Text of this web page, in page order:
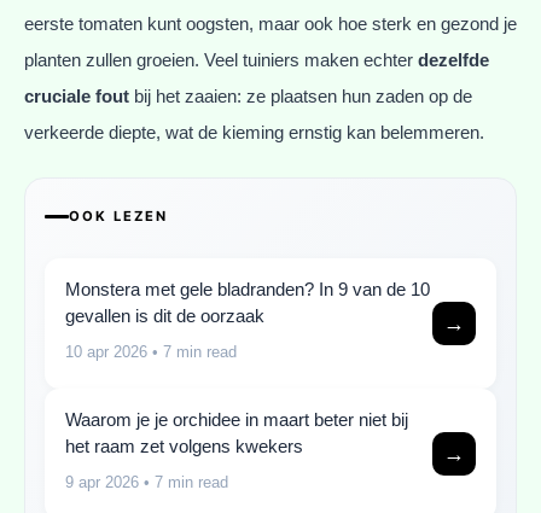
eerste tomaten kunt oogsten, maar ook hoe sterk en gezond je
planten zullen groeien. Veel tuiniers maken echter dezelfde
cruciale fout bij het zaaien: ze plaatsen hun zaden op de
verkeerde diepte, wat de kieming ernstig kan belemmeren.
OOK LEZEN
Monstera met gele bladranden? In 9 van de 10
gevallen is dit de oorzaak
10 apr 2026 • 7 min read
→
Waarom je je orchidee in maart beter niet bij
het raam zet volgens kwekers
9 apr 2026 • 7 min read
→